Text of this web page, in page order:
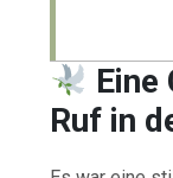
Eine
Ruf in